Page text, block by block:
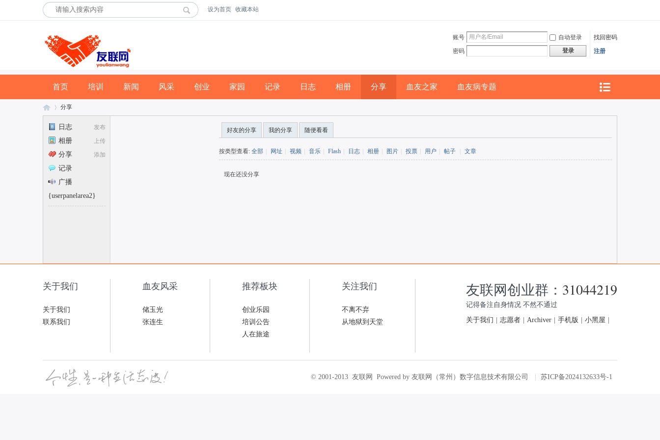
设为首页 收藏本站
账号 自动登录
找回密码
密码
登录 注册
首页 培训 新闻 风采 创业 家园 记录 日志 相册 分享 血友之家 血友病专题
分享
发布
日志
上传
相册
添加
分享
记录
广播
{userpanelarea2}
好友的分享 我的分享 随便看看
按类型查看: 全部 网址 视频 音乐 Flash 日志 相册 图片 投票 用户 帖子 文章
现在还没分享
关于我们
关于我们
联系我们
血友风采
储玉光
张连生
推荐板块
创业乐园
培训公告
人在旅途
关注我们
不离不弃
从地狱到天堂
友联网创业群： 31044219
记得备注自身情况 不然不通过
关于我们 志愿者 Archiver 手机版 小黑屋
© 2001-2013 友联网 Powered by 友联网（常州）数字信息技术有限公司 苏ICP备2024132633号-1